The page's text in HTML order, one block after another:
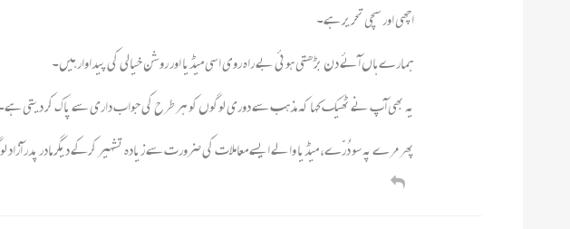
اچھی اور سچی تحریر ہے۔
ہمارے ہاں آئے دن بڑھتی ہوئی بے راہ روی اسی میڈیا اور روشن خیالی کی پیداوار ہیں۔
یہ بھی آپ نے ٹھیک کہا کہ مذہب سے دوری لوگوں کو ہر طرح کی جواب داری سے پاک کر دیتی ہے۔
پھر مرے پہ سو دُرّے، میڈیا والے ایسے معاملات کی ضرورت سے زیادہ تشہیر کرکے دیگر مادر پدر